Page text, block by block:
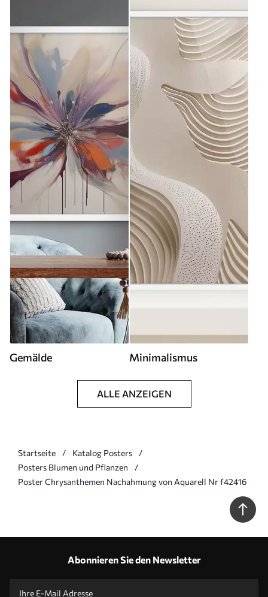
Gemälde Minimalismus
ALLE ANZEIGEN
Startseite
Katalog Posters
Posters Blumen und Pflanzen
Poster Chrysanthemen Nachahmung von Aquarell Nr f42416
Abonnieren Sie den Newsletter